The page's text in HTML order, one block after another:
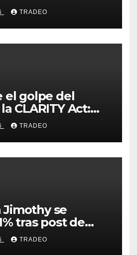
caída de DeFi
TRADEO
el golpe del
CLARITY Act:
por
TRADEO
Jimothy se
tras post de
un
TRADEO